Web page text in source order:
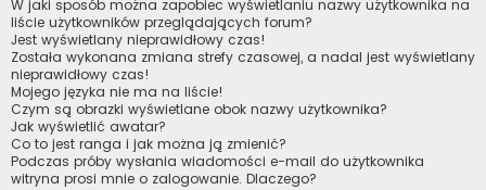
W jaki sposób można zapobiec wyświetlaniu nazwy użytkownika na
liście użytkowników przeglądających forum?
Jest wyświetlany nieprawidłowy czas!
Została wykonana zmiana strefy czasowej, a nadal jest wyświetlany
nieprawidłowy czas!
Mojego języka nie ma na liście!
Czym są obrazki wyświetlane obok nazwy użytkownika?
Jak wyświetlić awatar?
Co to jest ranga i jak można ją zmienić?
Podczas próby wysłania wiadomości e-mail do użytkownika
witryna prosi mnie o zalogowanie. Dlaczego?